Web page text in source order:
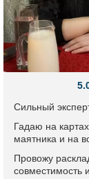
Сильный
Гадаю на
маятника и на
Провожу
совместимость